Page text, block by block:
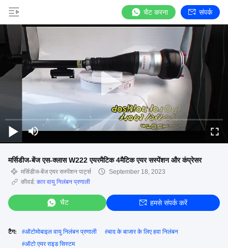
चैट करना संपर्क
मर्सिडीज-बेंज एस-क्लास W222 एयरमैटिक 4मैटिक एयर सस्पेंशन और कंप्रेसर
मर्सिडीज-बेंज एयर सस्पेंशन पार्ट्स
September 18, 2023
कीवर्ड: कार वायु निलंबन प्रणाली
चैट हमसे संपर्क करें
टैग: #ऑटोमोबाइल वायु निलंबन प्रणाली #बाद के बाजार के लिए हवा निलंबन
#ऑटो एयर राइड सिस्टम